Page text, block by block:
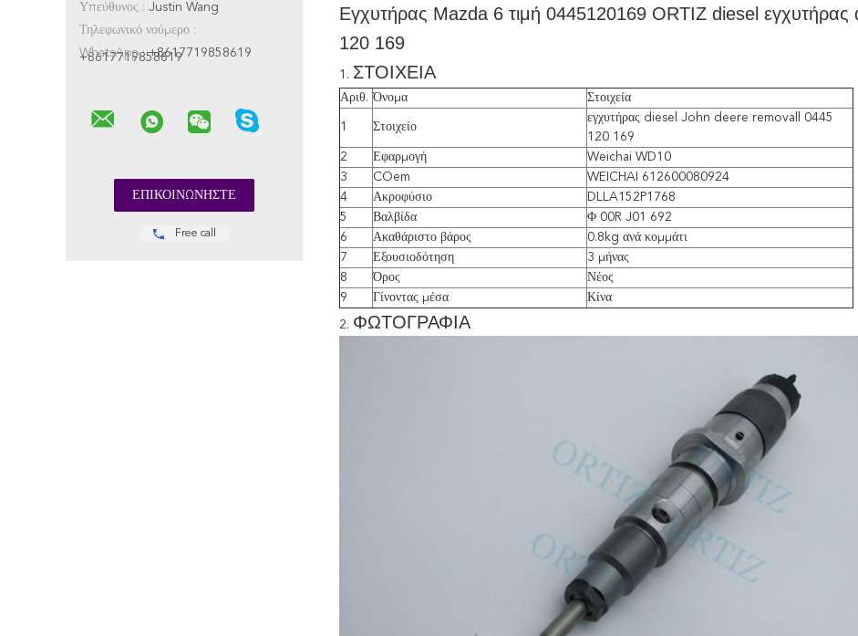
Υπεύθυνος : Justin Wang
Τηλεφωνικό νούμερο :
+8617719858619
WhatsApp :+8617719858619
Free call
Εγχυτήρας Mazda 6 τιμή 0445120169 ORTIZ diesel
120 169
1. ΣΤΟΙΧΕΙΑ
Αριθ. Όνομα Στοιχεία
1 Στοιχείο
εγχυτήρας diesel John deere removall 0445
120 169
2
Εφαρμογή
Weichai WD10
3
COem
WEICHAI 612600080924
4
Ακροφύσιο
DLLA152P1768
5
Βαλβίδα
Φ 00R J01 692
6
Ακαθάριστο βάρος
0.8kg ανά κομμάτι
7
Εξουσιοδότηση
3 μήνας
8
Όρος
Νέος
9
Γίνοντας μέσα Κίνα
2. ΦΩΤΟΓΡΑΦΙΑ